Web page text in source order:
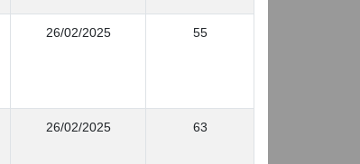
26/02/2025 55
26/02/2025 63